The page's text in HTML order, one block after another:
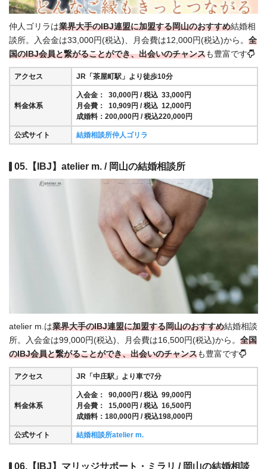
仲人ゴリラは業界大手のIBJ連盟に加盟する岡山のおすすめ結婚相
談所。入会金は33,000円(税込)、月会費は12,000円(税込)から。 全
国のIBJ会員と繋がることができ、出会いのチャンスも豊富です
アクセス JR「茶屋町駅」より徒歩10分
料金体系
入会金： 30,000円 / 税込 33,000円
月会費： 10,909円 / 税込 12,000円
成婚料：200,000円 / 税込220,000円
公式サイト 結婚相談所仲人ゴリラ
05.【IBJ】atelier m. / 岡山の結婚相談所
atelier m.は業界大手のIBJ連盟に加盟する岡山のおすすめ結婚相談
所。入会金は99,000円(税込)、月会費は16,500円(税込)から。 全国
のIBJ会員と繋がることができ、出会いのチャンスも豊富です
アクセス JR「中庄駅」より車で7分
料金体系
入会金： 90,000円 / 税込 99,000円
月会費： 15,000円 / 税込 16,500円
成婚料：180,000円 / 税込198,000円
公式サイト 結婚相談所atelier m.
06.【IBJ】マリッジサポート・ミラリ / 岡山の結婚相談